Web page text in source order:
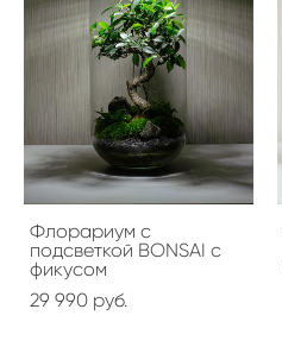
Флорариум с
подсветкой BONSAI с
фикусом
29 990 pуб.